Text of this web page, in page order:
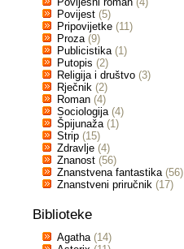
Povijest (5)
Pripovijetke (11)
Proza (9)
Publicistika (1)
Putopis (2)
Religija i društvo (3)
Rječnik (2)
Roman (4)
Sociologija (4)
Špijunaža (1)
Strip (15)
Zdravlje (4)
Znanost (56)
Znanstvena fantastika (56)
Znanstveni priručnik (17)
Biblioteke
Agatha (14)